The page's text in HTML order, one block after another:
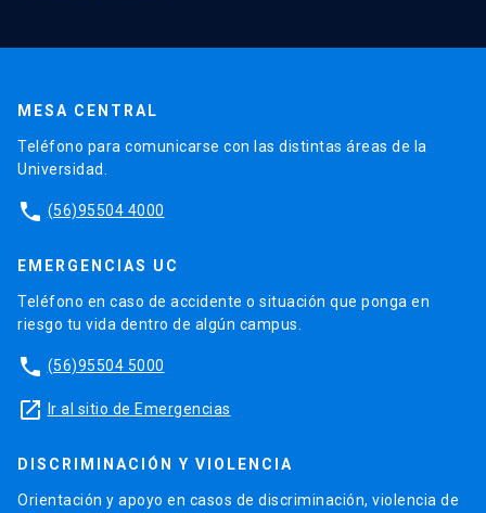
MESA CENTRAL
Teléfono para comunicarse con las distintas áreas de la
Universidad.
phone (56)95504 4000
EMERGENCIAS UC
Teléfono en caso de accidente o situación que ponga en
riesgo tu vida dentro de algún campus.
phone (56)95504 5000
launch Ir al sitio de Emergencias
DISCRIMINACIÓN Y VIOLENCIA
Orientación y apoyo en casos de discriminación, violencia de